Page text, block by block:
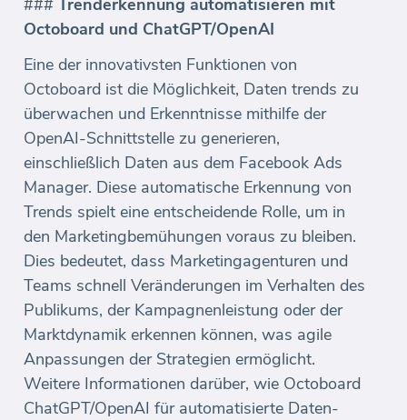
### Trenderkennung automatisieren mit
Octoboard und ChatGPT/OpenAI
Eine der innovativsten Funktionen von
Octoboard ist die Möglichkeit, Daten trends zu
überwachen und Erkenntnisse mithilfe der
OpenAI-Schnittstelle zu generieren,
einschließlich Daten aus dem Facebook Ads
Manager. Diese automatische Erkennung von
Trends spielt eine entscheidende Rolle, um in
den Marketingbemühungen voraus zu bleiben.
Dies bedeutet, dass Marketingagenturen und
Teams schnell Veränderungen im Verhalten des
Publikums, der Kampagnenleistung oder der
Marktdynamik erkennen können, was agile
Anpassungen der Strategien ermöglicht.
Weitere Informationen darüber, wie Octoboard
ChatGPT/OpenAI für automatisierte Daten-